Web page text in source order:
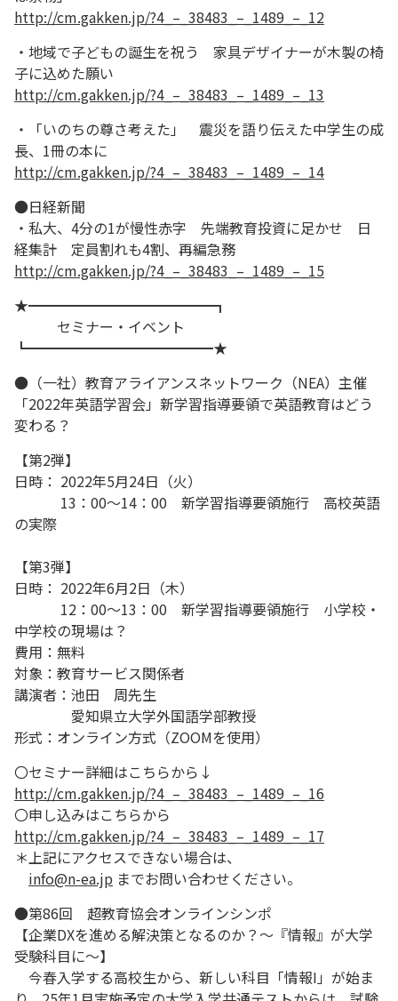
http://cm.gakken.jp/?4_–_38483_–_1489_–_12
・地域で子どもの誕生を祝う 家具デザイナーが木製の椅
子に込めた願い
http://cm.gakken.jp/?4_–_38483_–_1489_–_13
・「いのちの尊さ考えた」 震災を語り伝えた中学生の成
長、1冊の本に
http://cm.gakken.jp/?4_–_38483_–_1489_–_14
●日経新聞
・私大、4分の1が慢性赤字 先端教育投資に足かせ 日
経集計 定員割れも4割、再編急務
http://cm.gakken.jp/?4_–_38483_–_1489_–_15
★━━━━━━━━━━━━━┓
セミナー・イベント
┗━━━━━━━━━━━━━★
●（一社）教育アライアンスネットワーク（NEA）主催
「2022年英語学習会」新学習指導要領で英語教育はどう
変わる？
【第2弾】
日時： 2022年5月24日（火）
13：00～14：00 新学習指導要領施行 高校英語
の実際
【第3弾】
日時： 2022年6月2日（木）
12：00～13：00 新学習指導要領施行 小学校・
中学校の現場は？
費用：無料
対象：教育サービス関係者
講演者：池田 周先生
愛知県立大学外国語学部教授
形式：オンライン方式（ZOOMを使用）
〇セミナー詳細はこちらから↓
http://cm.gakken.jp/?4_–_38483_–_1489_–_16
〇申し込みはこちらから
http://cm.gakken.jp/?4_–_38483_–_1489_–_17
＊上記にアクセスできない場合は、
info@n-ea.jp までお問い合わせください。
●第86回 超教育協会オンラインシンポ
【企業DXを進める解決策となるのか？～『情報』が大学
受験科目に～】
今春入学する高校生から、新しい科目「情報I」が始ま